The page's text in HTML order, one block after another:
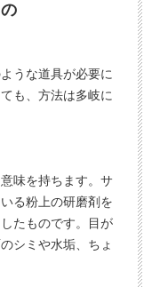
うな道具が必要に
も、方法は多岐に
味を持ちます。サ
る粉上の研磨剤を
たものです。目が
シミや水垢、ちょ